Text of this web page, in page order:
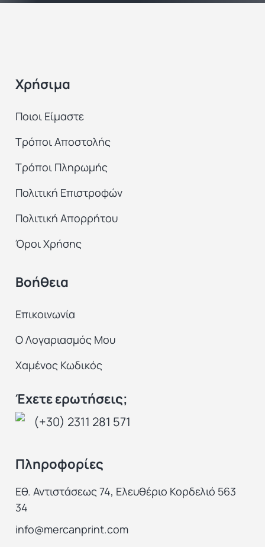
Χρήσιμα
Ποιοι Είμαστε
Τρόποι Αποστολής
Τρόποι Πληρωμής
Πολιτική Επιστροφών
Πολιτική Απορρήτου
Όροι Χρήσης
Βοήθεια
Επικοινωνία
Ο Λογαριασμός Μου
Χαμένος Κωδικός
Έχετε ερωτήσεις;
(+30) 2311 281 571
Πληροφορίες
Εθ. Αντιστάσεως 74, Ελευθέριο Κορδελιό 563
34
info@mercanprint.com